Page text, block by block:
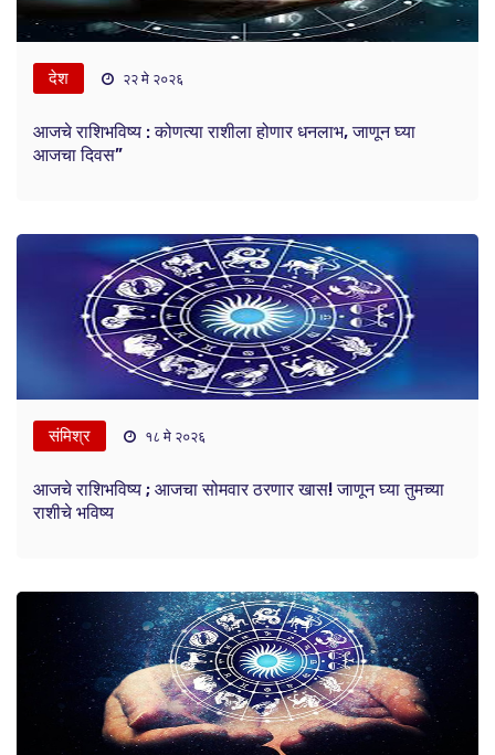
देश २२ मे २०२६
आजचे राशिभविष्य : कोणत्या राशीला होणार धनलाभ, जाणून घ्या
आजचा दिवस”
संमिश्र १८ मे २०२६
आजचे राशिभविष्य ; आजचा सोमवार ठरणार खास! जाणून घ्या तुमच्या
राशीचे भविष्य